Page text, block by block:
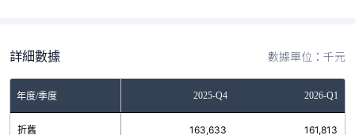
詳細數據 數據單位：千元
年度/季度 2025-Q4 2026-Q1
折舊 163,633 161,813